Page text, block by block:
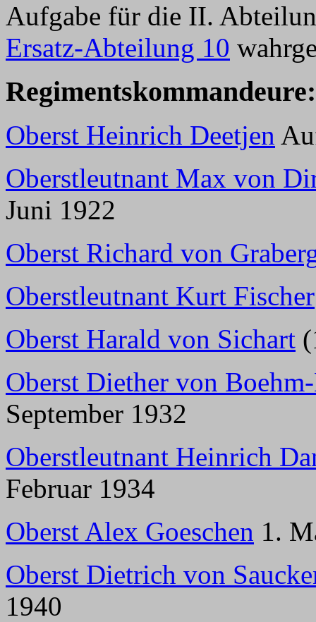
Aufgabe für die II.
Ersatz-Abteilung 10
Regimentskommandeure:
Oberst Heinrich Deetjen
Oberstleutnant Max von
Juni 1922
Oberst Richard von
Oberstleutnant Kurt Fischer
Oberst Harald von Sichart
Oberst Diether von
September 1932
Oberstleutnant Heinrich
Februar 1934
Oberst Alex Goeschen 1.
Oberst Dietrich von
1940